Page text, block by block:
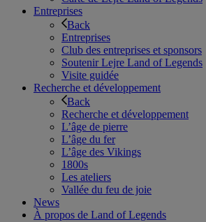
Entreprises
Back
Entreprises
Club des entreprises et sponsors
Soutenir Lejre Land of Legends
Visite guidée
Recherche et développement
Back
Recherche et développement
L’âge de pierre
L’âge du fer
L’âge des Vikings
1800s
Les ateliers
Vallée du feu de joie
News
À propos de Land of Legends